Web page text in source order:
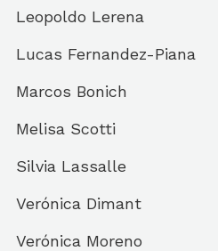
Leopoldo Lerena
Lucas Fernandez-Piana
Marcos Bonich
Melisa Scotti
Silvia Lassalle
Verónica Dimant
Verónica Moreno